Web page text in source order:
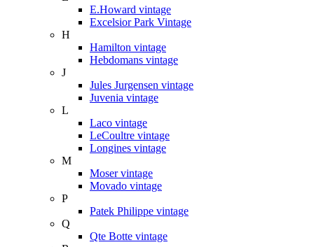
E.Howard vintage
Excelsior Park Vintage
H
Hamilton vintage
Hebdomans vintage
J
Jules Jurgensen vintage
Juvenia vintage
L
Laco vintage
LeCoultre vintage
Longines vintage
M
Moser vintage
Movado vintage
P
Patek Philippe vintage
Q
Qte Botte vintage